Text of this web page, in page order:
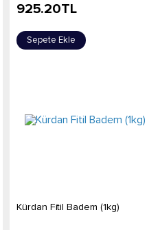
925.20TL
Sepete Ekle
Kürdan Fitil Badem (1kg)